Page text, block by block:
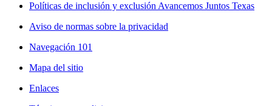
Políticas de inclusión y exclusión Avancemos Juntos Texas
Aviso de normas sobre la privacidad
Navegación 101
Mapa del sitio
Enlaces